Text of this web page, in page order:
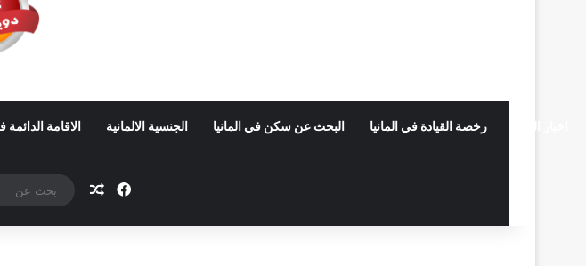
رخصة القيادة في المانيا البحث عن سكن في المانيا الجنسية الالمانية الاقامة الدائمة
فيسبوكمقال عشوائي